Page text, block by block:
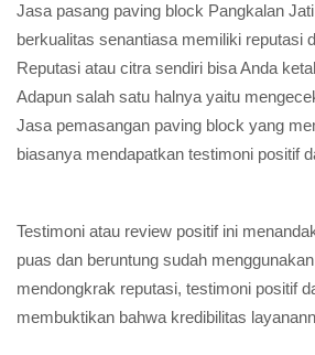
Jasa pasang paving block Pangkalan
berkualitas senantiasa memiliki reputasi
Reputasi atau citra sendiri bisa Anda
Adapun salah satu halnya yaitu
Jasa pemasangan paving block yang
biasanya mendapatkan testimoni positif
Testimoni atau review positif ini
puas dan beruntung sudah
mendongkrak reputasi, testimoni positif
membuktikan bahwa kredibilitas